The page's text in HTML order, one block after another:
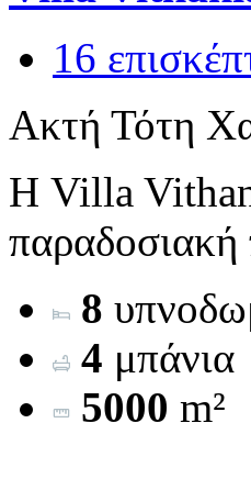
16
Ακτή Τότη
Η Villa
παραδοσιακή
8
4 μπάνια
5000 m²